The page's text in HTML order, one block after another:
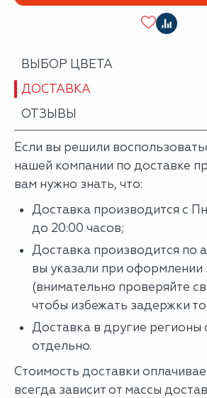
ВЫБОР ЦВЕТА
ДОСТАВКА
ОТЗЫВЫ
Если вы решили
нашей компании по доставке
вам нужно знать, что:
Доставка производится с
до 20:00 часов;
Доставка производится по
вы указали при оформлении
(внимательно проверяйте
чтобы избежать задержки
Доставка в другие регионы
отдельно.
Стоимость доставки
всегда зависит от массы